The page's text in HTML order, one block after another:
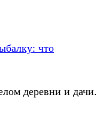
что
деревни и дачи.